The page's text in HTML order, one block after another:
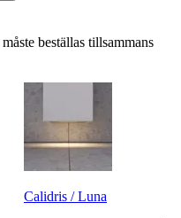
beställas tillsammans
Calidris / Luna